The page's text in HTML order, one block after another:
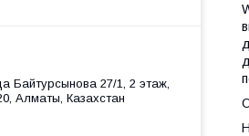
Байтурсынова 27/1, 2 этаж,
Алматы, Казахстан